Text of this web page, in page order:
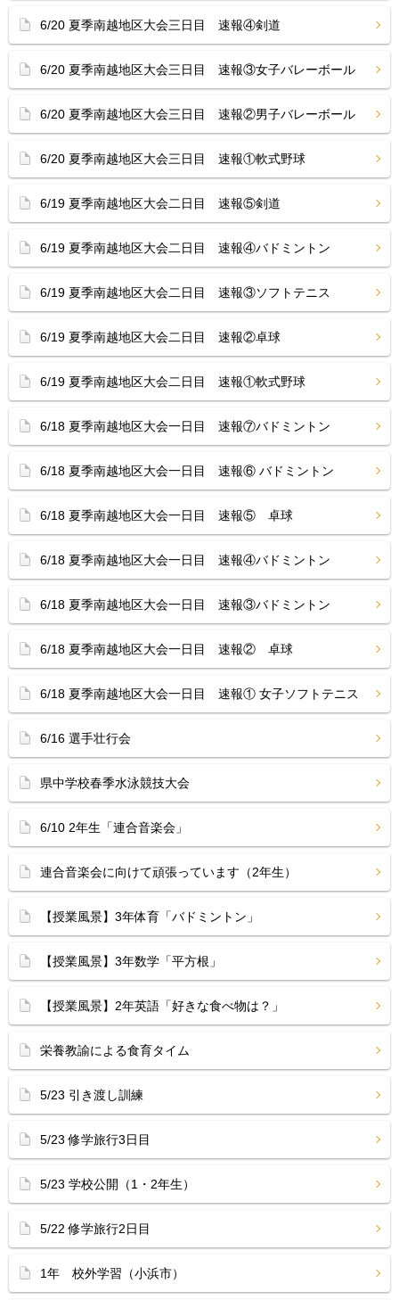
6/20 夏季南越地区大会三日目 速報④剣道
6/20 夏季南越地区大会三日目 速報③女子バレーボール
6/20 夏季南越地区大会三日目 速報②男子バレーボール
6/20 夏季南越地区大会三日目 速報①軟式野球
6/19 夏季南越地区大会二日目 速報⑤剣道
6/19 夏季南越地区大会二日目 速報④バドミントン
6/19 夏季南越地区大会二日目 速報③ソフトテニス
6/19 夏季南越地区大会二日目 速報②卓球
6/19 夏季南越地区大会二日目 速報①軟式野球
6/18 夏季南越地区大会一日目 速報⑦バドミントン
6/18 夏季南越地区大会一日目 速報⑥ バドミントン
6/18 夏季南越地区大会一日目 速報⑤ 卓球
6/18 夏季南越地区大会一日目 速報④バドミントン
6/18 夏季南越地区大会一日目 速報③バドミントン
6/18 夏季南越地区大会一日目 速報② 卓球
6/18 夏季南越地区大会一日目 速報① 女子ソフトテニス
6/16 選手壮行会
県中学校春季水泳競技大会
6/10 2年生「連合音楽会」
連合音楽会に向けて頑張っています（2年生）
【授業風景】3年体育「バドミントン」
【授業風景】3年数学「平方根」
【授業風景】2年英語「好きな食べ物は？」
栄養教諭による食育タイム
5/23 引き渡し訓練
5/23 修学旅行3日目
5/23 学校公開（1・2年生）
5/22 修学旅行2日目
1年 校外学習（小浜市）